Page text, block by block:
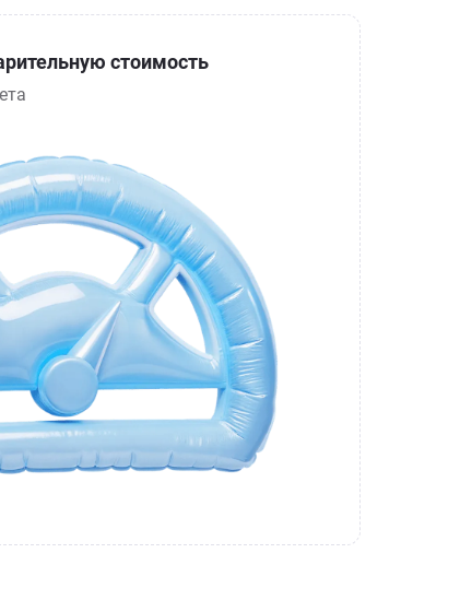
стоимость